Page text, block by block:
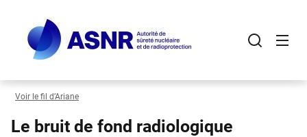
contenu
principal
Voir le fil d’Ariane
Le bruit de fond radiologique